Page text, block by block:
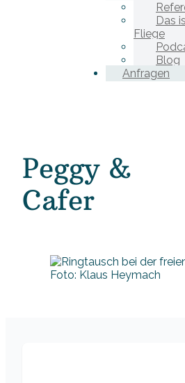
Das
Fliege
Blog
Anfragen
Peggy &
Cafer
Foto: Klaus Heymach